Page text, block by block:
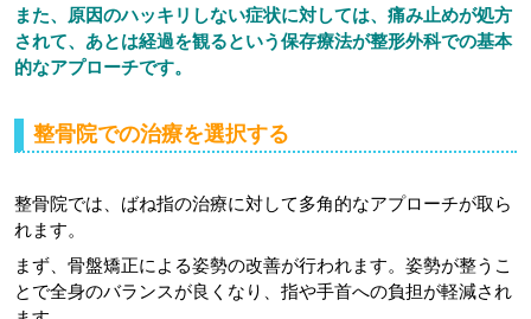
また、原因のハッキリしない症状に対しては、痛み止めが処方
されて、あとは経過を観るという保存療法が整形外科での基本
的なアプローチです。
整骨院での治療を選択する
整骨院では、ばね指の治療に対して多角的なアプローチが取ら
れます。
まず、骨盤矯正による姿勢の改善が行われます。姿勢が整うこ
とで全身のバランスが良くなり、指や手首への負担が軽減され